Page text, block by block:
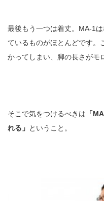
最後もう一つは着丈。MA-1
ているものがほとんどです。
かってしまい、脚の長さがモ
そこで気をつけるべきは 「
れる」 ということ。